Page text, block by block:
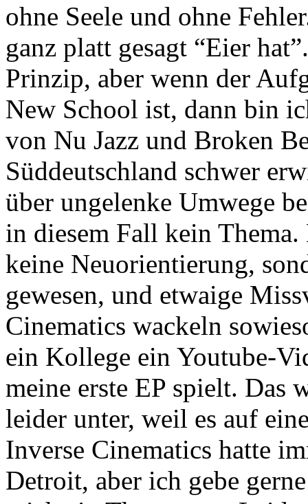
ohne Seele und ohne
ganz platt gesagt “Eier
Prinzip, aber wenn der
New School ist, dann bin
von Nu Jazz und Broken
Süddeutschland schwer
über ungelenke Umwege
in diesem Fall kein
keine Neuorientierung,
gewesen, und etwaige
Cinematics wackeln
ein Kollege ein Youtube-
meine erste EP spielt. Das
leider unter, weil es auf
Inverse Cinematics hatte
Detroit, aber ich gebe